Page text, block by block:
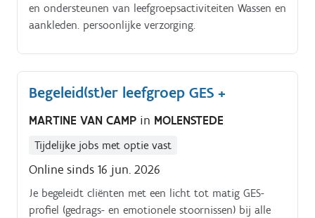
en ondersteunen van leefgroepsactiviteiten Wassen en
aankleden. persoonlijke verzorging.
Begeleid(st)er leefgroep GES +
MARTINE VAN CAMP in MOLENSTEDE
Tijdelijke jobs met optie vast
Online sinds 16 jun. 2026
Je begeleidt cliënten met een licht tot matig GES-
profiel (gedrags- en emotionele stoornissen) bij alle